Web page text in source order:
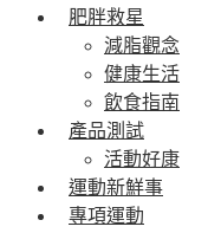
肥胖救星
減脂觀念
健康生活
飲食指南
產品測試
活動好康
運動新鮮事
專項運動